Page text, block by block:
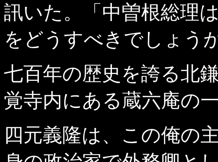
訊いた。「中曽根総理
をどうすべきでしょう
七百年の歴史を誇る北
覚寺内にある蔵六庵の
四元義隆は、この俺の